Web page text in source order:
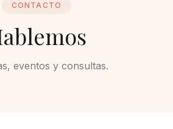
CONTACTO
eventos y consultas.